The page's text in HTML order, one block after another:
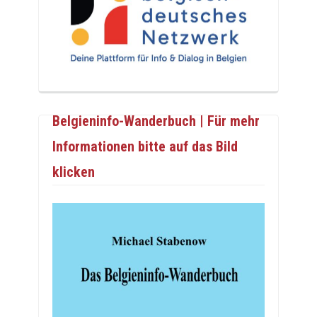
Belgieninfo-Wanderbuch | Für mehr
Informationen bitte auf das Bild
klicken